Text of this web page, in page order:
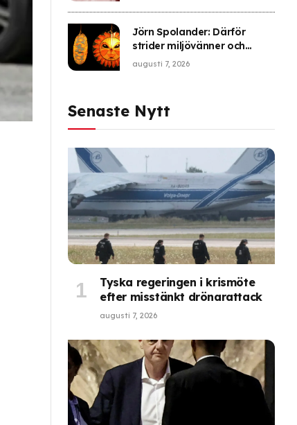
Jörn Spolander: Därför
strider miljövänner och
forskare om synen på de
augusti 7, 2026
Senaste Nytt
Tyska regeringen i krismöte
efter misstänkt drönarattack
augusti 7, 2026